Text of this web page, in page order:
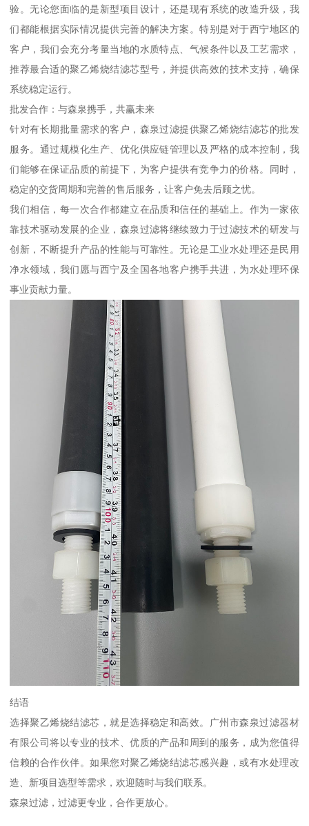
验。无论您面临的是新型项目设计，还是现有系统的改造升级，我
们都能根据实际情况提供完善的解决方案。特别是对于西宁地区的
客户，我们会充分考量当地的水质特点、气候条件以及工艺需求，
推荐最合适的聚乙烯烧结滤芯型号，并提供高效的技术支持，确保
系统稳定运行。
批发合作：与森泉携手，共赢未来
针对有长期批量需求的客户，森泉过滤提供聚乙烯烧结滤芯的批发
服务。通过规模化生产、优化供应链管理以及严格的成本控制，我
们能够在保证品质的前提下，为客户提供有竞争力的价格。同时，
稳定的交货周期和完善的售后服务，让客户免去后顾之忧。
我们相信，每一次合作都建立在品质和信任的基础上。作为一家依
靠技术驱动发展的企业，森泉过滤将继续致力于过滤技术的研发与
创新，不断提升产品的性能与可靠性。无论是工业水处理还是民用
净水领域，我们愿与西宁及全国各地客户携手共进，为水处理环保
事业贡献力量。
结语
选择聚乙烯烧结滤芯，就是选择稳定和高效。广州市森泉过滤器材
有限公司将以专业的技术、优质的产品和周到的服务，成为您值得
信赖的合作伙伴。如果您对聚乙烯烧结滤芯感兴趣，或有水处理改
造、新项目选型等需求，欢迎随时与我们联系。
森泉过滤，过滤更专业，合作更放心。